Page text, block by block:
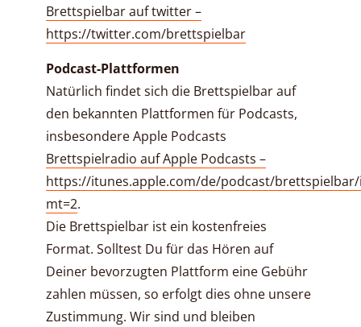
Brettspielbar auf twitter –
https://twitter.com/brettspielbar
Podcast-Plattformen
Natürlich findet sich die Brettspielbar auf
den bekannten Plattformen für Podcasts,
insbesondere Apple Podcasts
Brettspielradio auf Apple Podcasts –
https://itunes.apple.com/de/podcast/brettspielbar/
mt=2.
Die Brettspielbar ist ein kostenfreies
Format. Solltest Du für das Hören auf
Deiner bevorzugten Plattform eine Gebühr
zahlen müssen, so erfolgt dies ohne unsere
Zustimmung. Wir sind und bleiben